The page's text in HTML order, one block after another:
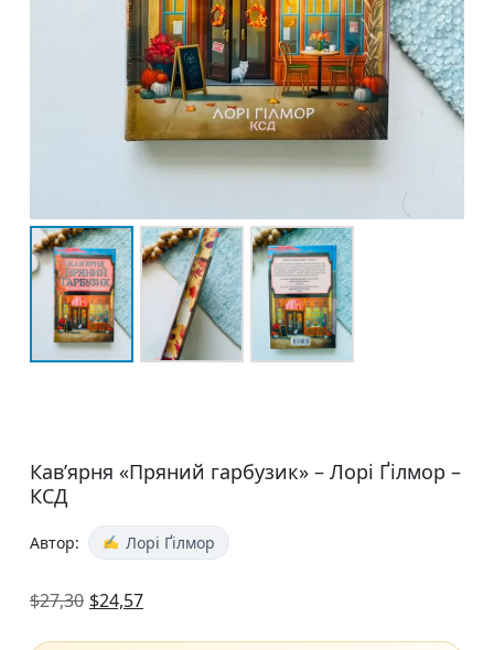
Кав’ярня «Пряний гарбузик» – Лорі Ґілмор –
КСД
Автор: Лорі Ґілмор
$27,30 $24,57